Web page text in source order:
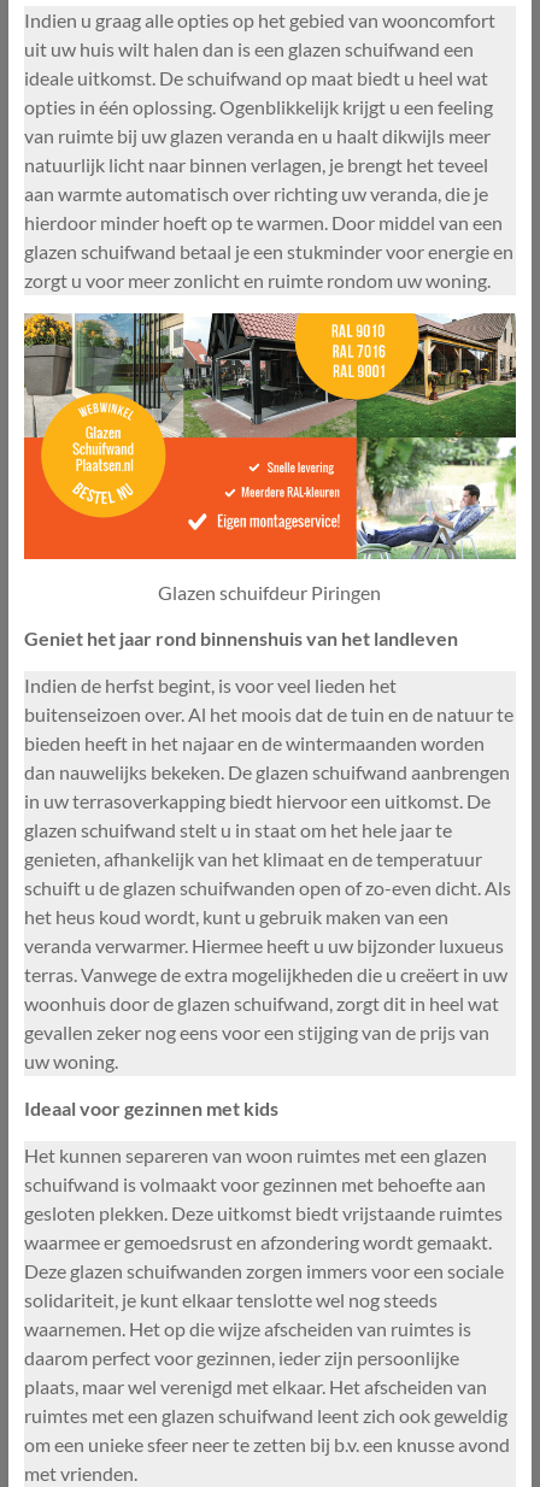
Indien u graag alle opties op het gebied van wooncomfort
uit uw huis wilt halen dan is een glazen schuifwand een
ideale uitkomst. De schuifwand op maat biedt u heel wat
opties in één oplossing. Ogenblikkelijk krijgt u een feeling
van ruimte bij uw glazen veranda en u haalt dikwijls meer
natuurlijk licht naar binnen verlagen, je brengt het teveel
aan warmte automatisch over richting uw veranda, die je
hierdoor minder hoeft op te warmen. Door middel van een
glazen schuifwand betaal je een stukminder voor energie en
zorgt u voor meer zonlicht en ruimte rondom uw woning.
Glazen schuifdeur Piringen
Geniet het jaar rond binnenshuis van het landleven
Indien de herfst begint, is voor veel lieden het
buitenseizoen over. Al het moois dat de tuin en de natuur te
bieden heeft in het najaar en de wintermaanden worden
dan nauwelijks bekeken. De glazen schuifwand aanbrengen
in uw terrasoverkapping biedt hiervoor een uitkomst. De
glazen schuifwand stelt u in staat om het hele jaar te
genieten, afhankelijk van het klimaat en de temperatuur
schuift u de glazen schuifwanden open of zo-even dicht. Als
het heus koud wordt, kunt u gebruik maken van een
veranda verwarmer. Hiermee heeft u uw bijzonder luxueus
terras. Vanwege de extra mogelijkheden die u creëert in uw
woonhuis door de glazen schuifwand, zorgt dit in heel wat
gevallen zeker nog eens voor een stijging van de prijs van
uw woning.
Ideaal voor gezinnen met kids
Het kunnen separeren van woon ruimtes met een glazen
schuifwand is volmaakt voor gezinnen met behoefte aan
gesloten plekken. Deze uitkomst biedt vrijstaande ruimtes
waarmee er gemoedsrust en afzondering wordt gemaakt.
Deze glazen schuifwanden zorgen immers voor een sociale
solidariteit, je kunt elkaar tenslotte wel nog steeds
waarnemen. Het op die wijze afscheiden van ruimtes is
daarom perfect voor gezinnen, ieder zijn persoonlijke
plaats, maar wel verenigd met elkaar. Het afscheiden van
ruimtes met een glazen schuifwand leent zich ook geweldig
om een unieke sfeer neer te zetten bij b.v. een knusse avond
met vrienden.